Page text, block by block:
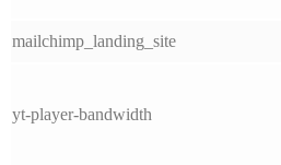
mailchimp_landing_site
yt-player-bandwidth